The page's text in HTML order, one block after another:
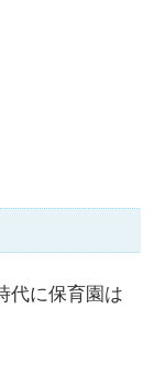
代に保育園は